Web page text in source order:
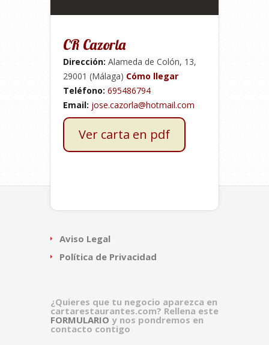
CR Cazorla
Dirección: Alameda de Colón, 13,
29001 (Málaga) Cómo llegar
Teléfono: 695486794
Email: jose.cazorla@hotmail.com
Ver carta en pdf
Aviso Legal
Política de Privacidad
¿Quieres que tu negocio aparezca en
cartarestaurantes.com? Rellena este
FORMULARIO y nos pondremos en
contacto contigo